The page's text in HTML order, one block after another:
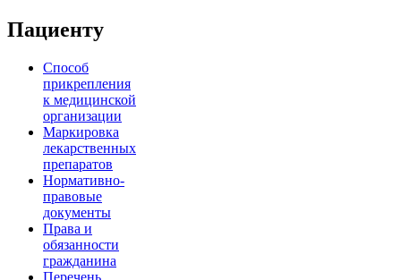
Пациенту
Способ
прикрепления
к медицинской
организации
Маркировка
лекарственных
препаратов
Нормативно-
правовые
документы
Права и
обязанности
гражданина
Перечень